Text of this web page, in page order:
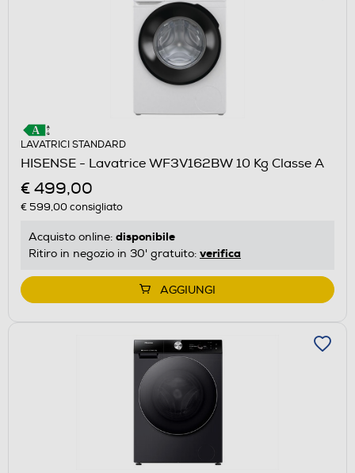
LAVATRICI STANDARD
HISENSE - Lavatrice WF3V162BW 10 Kg Classe A
€ 499,00
€ 599,00consigliato
Acquisto online: disponibile
Ritiro in negozio in 30' gratuito: verifica
AGGIUNGI